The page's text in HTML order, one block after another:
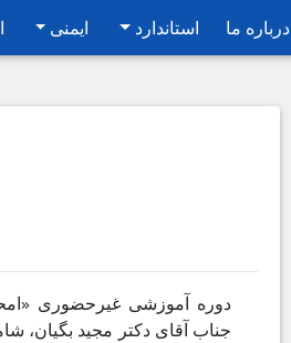
درباره ما استاندارد ایمنی
دوره آموزشی غیرحضوری